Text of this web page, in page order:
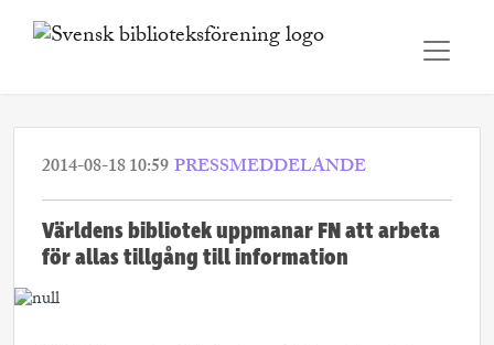
2014-08-18 10:59PRESSMEDDELANDE
Världens bibliotek uppmanar FN att arbeta
för allas tillgång till information